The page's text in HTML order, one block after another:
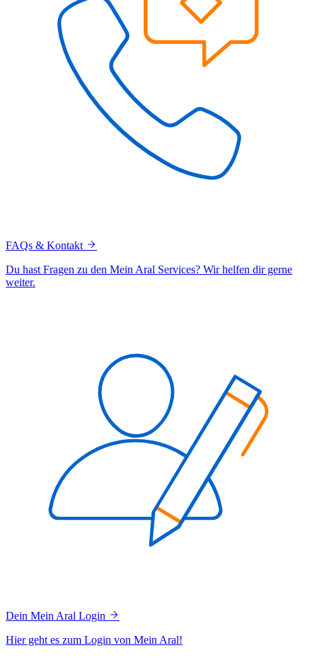
FAQs & Kontakt
Du hast Fragen zu den Mein Aral Services? Wir helfen dir gerne
weiter.
Dein Mein Aral Login
Hier geht es zum Login von Mein Aral!